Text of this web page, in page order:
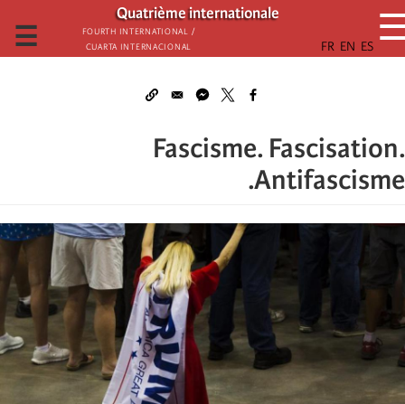
تجاوز
إلى
المحتوى
Quatrième internationale
Fourth International /
Cuarta Internacional
☰
Fascisme. Fascisation.
Antifascisme.